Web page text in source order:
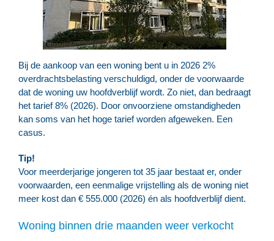
Bij de aankoop van een woning bent u in 2026 2%
overdrachtsbelasting verschuldigd, onder de voorwaarde
dat de woning uw hoofdverblijf wordt. Zo niet, dan bedraagt
het tarief 8% (2026). Door onvoorziene omstandigheden
kan soms van het hoge tarief worden afgeweken. Een
casus.
Tip!
Voor meerderjarige jongeren tot 35 jaar bestaat er, onder
voorwaarden, een eenmalige vrijstelling als de woning niet
meer kost dan € 555.000 (2026) én als hoofdverblijf dient.
Woning binnen drie maanden weer verkocht